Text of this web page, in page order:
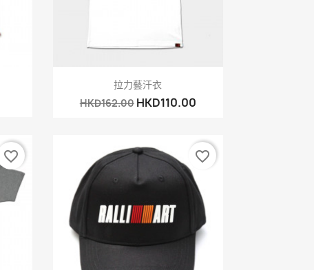
快速查看
拉力藝汗衣
HKD162.00 HKD110.00
favorite_border favorite_border